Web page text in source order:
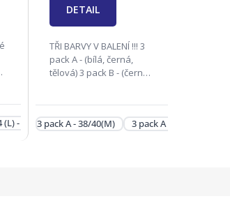
(L) - 3 pack 46/48 (XL) - 3 pack 50/52 (2XL) - 3 pack
DETAIL
TŘI BARVY V BALENÍ !!! 3
pack A - (bílá, černá,
tělová) 3 pack B - (černá,
bavlna, 46% modal, 7%...
3 pack A - 38/40(M) 3 pack A - 42/44(L)